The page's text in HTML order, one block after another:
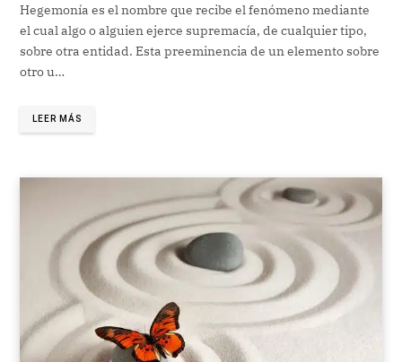
Hegemonía es el nombre que recibe el fenómeno mediante
el cual algo o alguien ejerce supremacía, de cualquier tipo,
sobre otra entidad. Esta preeminencia de un elemento sobre
otro u…
LEER MÁS